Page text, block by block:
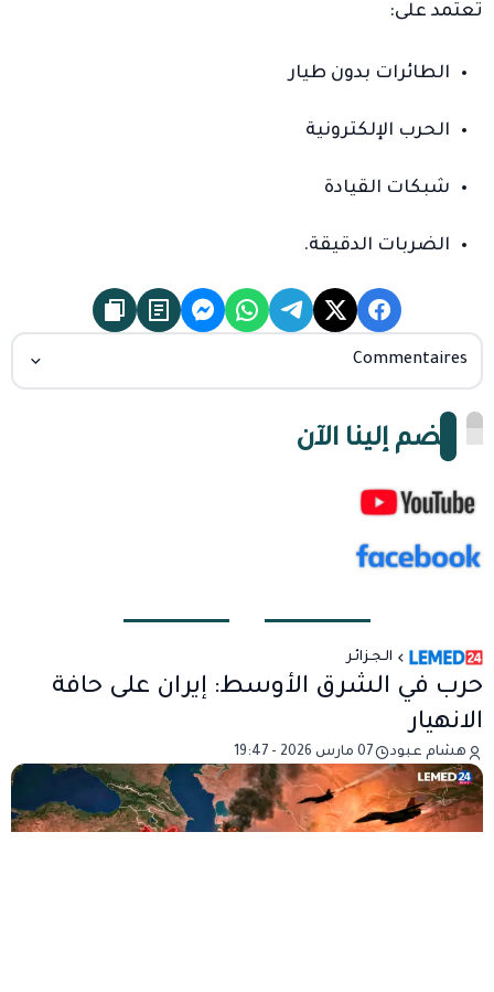
تعتمد على:
الطائرات بدون طيار
الحرب الإلكترونية
شبكات القيادة
الضربات الدقيقة.
Commentaires
انضم إلينا الآن
الـجـزائـر
حرب في الشرق الأوسط: إيران على حافة
الانهيار
هشام عبود 07 مارس 2026 - 19:47